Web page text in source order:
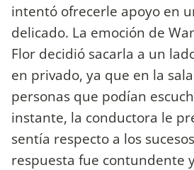
intentó ofrecerle apoyo en
delicado. La emoción de
Flor decidió sacarla a un
en privado, ya que en la
personas que podían
instante, la conductora le
sentía respecto a los
respuesta fue contundente